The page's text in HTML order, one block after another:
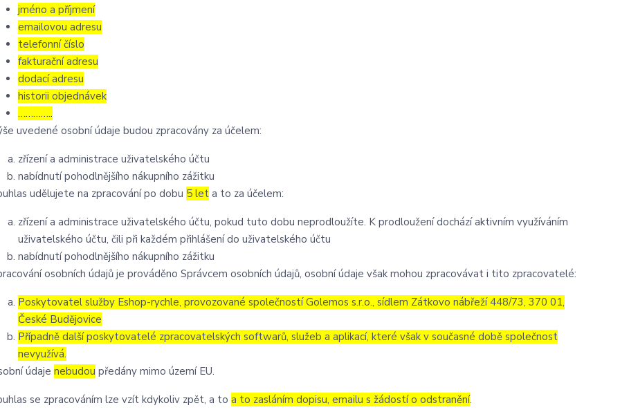
jméno a příjmení
emailovou adresu
telefonní číslo
fakturační adresu
dodací adresu
historii objednávek
…………..
uvedené osobní údaje budou zpracovány za účelem:
zřízení a administrace uživatelského účtu
nabídnutí pohodlnějšího nákupního zážitku
udělujete na zpracování po dobu 5 let a to za účelem:
zřízení a administrace uživatelského účtu, pokud tuto dobu neprodloužíte. K prodloužení dochází aktivním využíváním
uživatelského účtu, čili při každém přihlášení do uživatelského účtu
nabídnutí pohodlnějšího nákupního zážitku
osobních údajů je prováděno Správcem osobních údajů, osobní údaje však mohou zpracovávat i tito zpracovatelé:
Poskytovatel služby Eshop-rychle, provozované společností Golemos s.r.o., sídlem Zátkovo nábřeží 448/73, 370 01,
České Budějovice
Případně další poskytovatelé zpracovatelských softwarů, služeb a aplikací, které však v současné době společnost
nevyužívá.
údajenebudou předány mimo území EU.
se zpracováním lze vzít kdykoliv zpět, a toa to zasláním dopisu, emailu s žádostí o odstranění.